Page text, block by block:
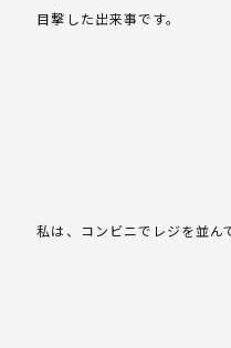
目撃した出来事です。
私は、コンビニでレジを並ん